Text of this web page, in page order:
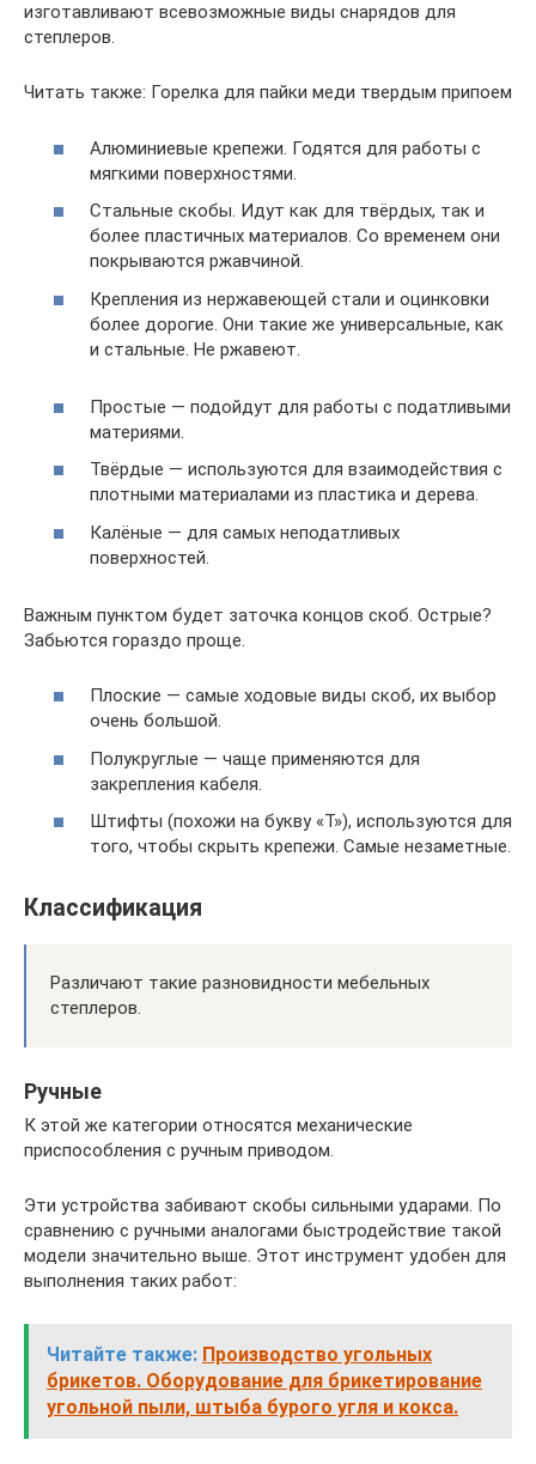
изготавливают всевозможные виды снарядов для
степлеров.
Читать также: Горелка для пайки меди твердым припоем
Алюминиевые крепежи. Годятся для работы с
мягкими поверхностями.
Стальные скобы. Идут как для твёрдых, так и
более пластичных материалов. Со временем они
покрываются ржавчиной.
Крепления из нержавеющей стали и оцинковки
более дорогие. Они такие же универсальные, как
и стальные. Не ржавеют.
Простые — подойдут для работы с податливыми
материями.
Твёрдые — используются для взаимодействия с
плотными материалами из пластика и дерева.
Калёные — для самых неподатливых
поверхностей.
Важным пунктом будет заточка концов скоб. Острые?
Забьются гораздо проще.
Плоские — самые ходовые виды скоб, их выбор
очень большой.
Полукруглые — чаще применяются для
закрепления кабеля.
Штифты (похожи на букву «Т»), используются для
того, чтобы скрыть крепежи. Самые незаметные.
Классификация
Различают такие разновидности мебельных
степлеров.
Ручные
К этой же категории относятся механические
приспособления с ручным приводом.
Эти устройства забивают скобы сильными ударами. По
сравнению с ручными аналогами быстродействие такой
модели значительно выше. Этот инструмент удобен для
выполнения таких работ:
Читайте также: Производство угольных
брикетов. Оборудование для брикетирование
угольной пыли, штыба бурого угля и кокса.